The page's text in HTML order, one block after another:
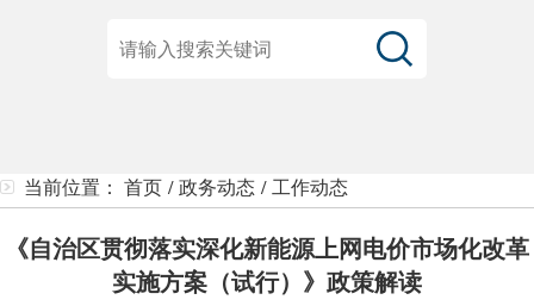
当前位置： 首页 /政务动态 / 工作动态
《自治区贯彻落实深化新能源上网电价市场化改革
实施方案（试行）》政策解读